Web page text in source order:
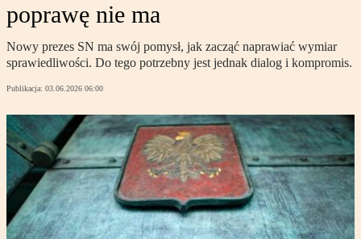
poprawę nie ma
Nowy prezes SN ma swój pomysł, jak zacząć naprawiać wymiar
sprawiedliwości. Do tego potrzebny jest jednak dialog i kompromis.
Publikacja: 03.06.2026 06:00